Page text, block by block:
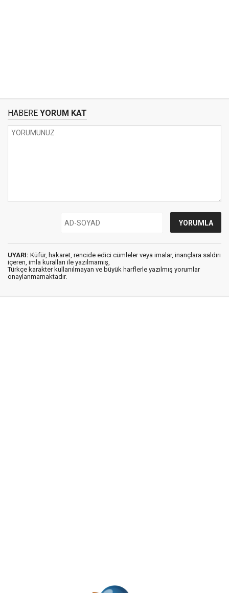
HABERE YORUM KAT
UYARI: Küfür, hakaret, rencide edici cümleler veya imalar, inançlara saldırı
içeren, imla kuralları ile yazılmamış,
Türkçe karakter kullanılmayan ve büyük harflerle yazılmış yorumlar
onaylanmamaktadır.